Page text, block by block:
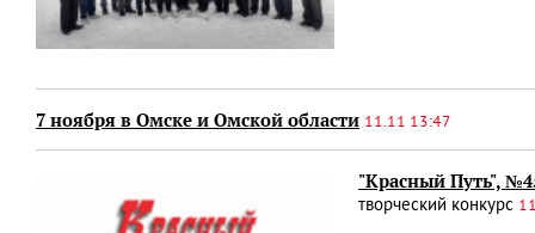
7 ноября в Омске и Омской области 11.11 13:47
"Красный Путь",
творческий конкурс